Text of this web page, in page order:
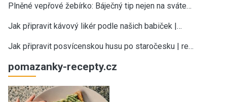
Plněné vepřové žebírko: Báječný tip nejen na sváte…
Jak připravit kávový likér podle našich babiček |…
Jak připravit posvícenskou husu po staročesku | re…
pomazanky-recepty.cz